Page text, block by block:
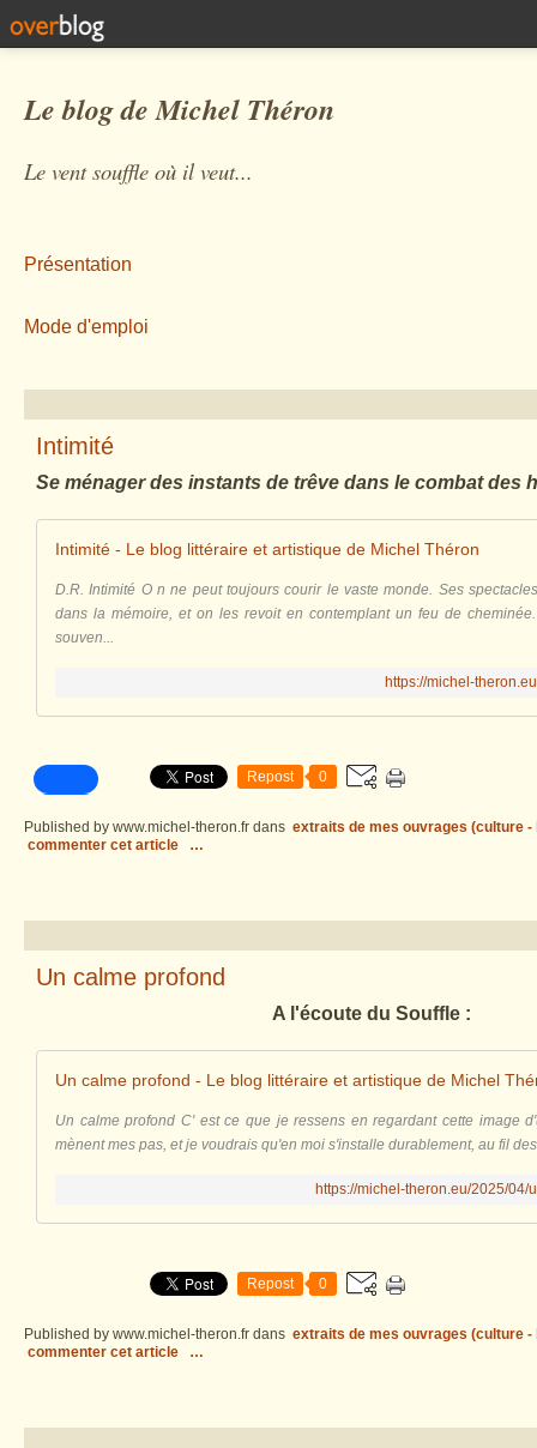
Le blog de Michel Théron
Le vent souffle où il veut...
Présentation
Mode d'emploi
Intimité
Se ménager des instants de trêve dans le combat des
Intimité - Le blog littéraire et artistique de Michel Théron
D.R. Intimité O n ne peut toujours courir le vaste monde. Ses
dans la mémoire, et on les revoit en contemplant un feu de
souven...
https://michel-
Repost 0
Published by www.michel-theron.fr dans extraits de mes ouvrages (culture
commenter cet article
…
Un calme profond
A l'écoute du Souffle :
Un calme profond - Le blog littéraire et artistique de Michel
Un calme profond C' est ce que je ressens en regardant cette image
mènent mes pas, et je voudrais qu'en moi s'installe durablement, au fil
https://michel-theron.eu/2025/04/
Repost 0
Published by www.michel-theron.fr dans extraits de mes ouvrages (culture
commenter cet article
…